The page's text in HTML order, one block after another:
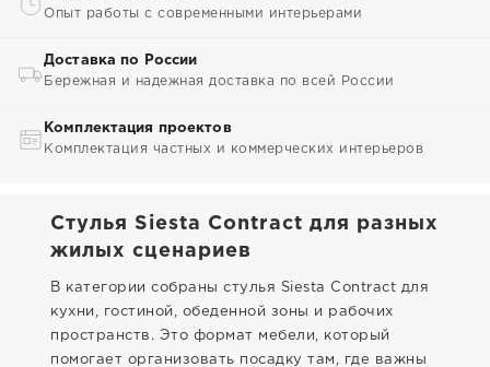
Опыт работы с современными интерьерами
Доставка по России
Бережная и надежная доставка по всей России
Комплектация проектов
Комплектация частных и коммерческих интерьеров
Стулья Siesta Contract для разных
жилых сценариев
В категории собраны стулья Siesta Contract для
кухни, гостиной, обеденной зоны и рабочих
пространств. Это формат мебели, который
помогает организовать посадку там, где важны